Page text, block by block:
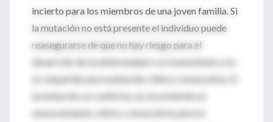
incierto para los miembros de una joven familia. Si
la mutación no está presente el individuo puede
reasegurarse de que no hay riesgo para el
desarrollo de la enfermedad o su transmisión y no
es requerida una evaluación clínica consecutiva. Si
la mutación se confirma, se recomienda un
asesoramiento clínico consecutivo para el